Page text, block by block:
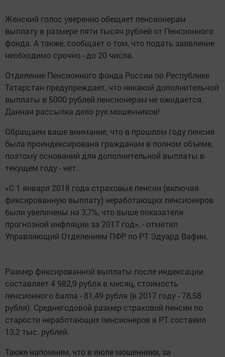
Женский голос уверенно обещает пенсионерам
выплату в размере пяти тысяч рублей от Пенсионного
фонда. А также, сообщает о том, что подать заявление
необходимо срочно - до 20 числа.
Отделение Пенсионного фонда России по Республике
Татарстан предупреждает, что никакой дополнительной
выплаты в 5000 рублей пенсионерам не ожидается.
Данная рассылка дело рук мошенников!
Обращаем ваше внимание, что в прошлом году пенсия
была проиндексирована гражданам в полном объеме,
поэтому оснований для дополнительной выплаты в
текущем году - нет.
«С 1 января 2018 года страховые пенсии (включая
фиксированную выплату) неработающих пенсионеров
были увеличены на 3,7%, что выше показателя
прогнозной инфляции за 2017 год», - отметил
Управляющий Отделением ПФР по РТ Эдуард Вафин.
Размер фиксированной выплаты после индексации
составляет 4 982,9 рубля в месяц, стоимость
пенсионного балла - 81,49 рубля (в 2017 году - 78,58
рубля). Среднегодовой размер страховой пенсии по
старости неработающих пенсионеров в РТ составил
13,2 тыс. рублей.
Также напомним, что в июле мошенники, за